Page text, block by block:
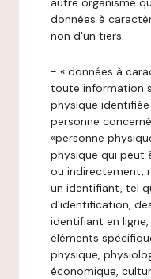
données à
non d'un tiers.
- « données à
toute information
physique
personne
«personne
physique qui peut
ou indirectement,
un identifiant, tel
d'identification,
identifiant en
éléments
physique,
économique,